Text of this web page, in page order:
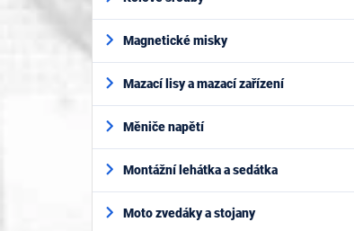
Magnetické misky
Mazací lisy a mazací zařízení
Měniče napětí
Montážní lehátka a sedátka
Moto zvedáky a stojany